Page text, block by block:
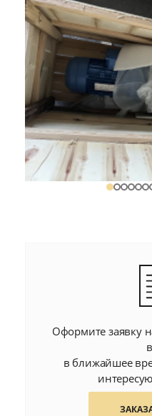
Оформите заявку
в ближайшее